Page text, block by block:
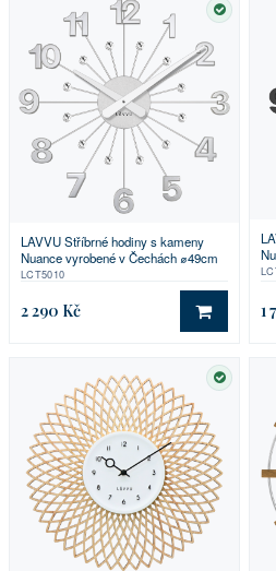
LAVVU Stříbrné hodiny s kameny
Nuance vyrobené v Čechách ⌀49cm
LCT5010
2 290 Kč DO 1